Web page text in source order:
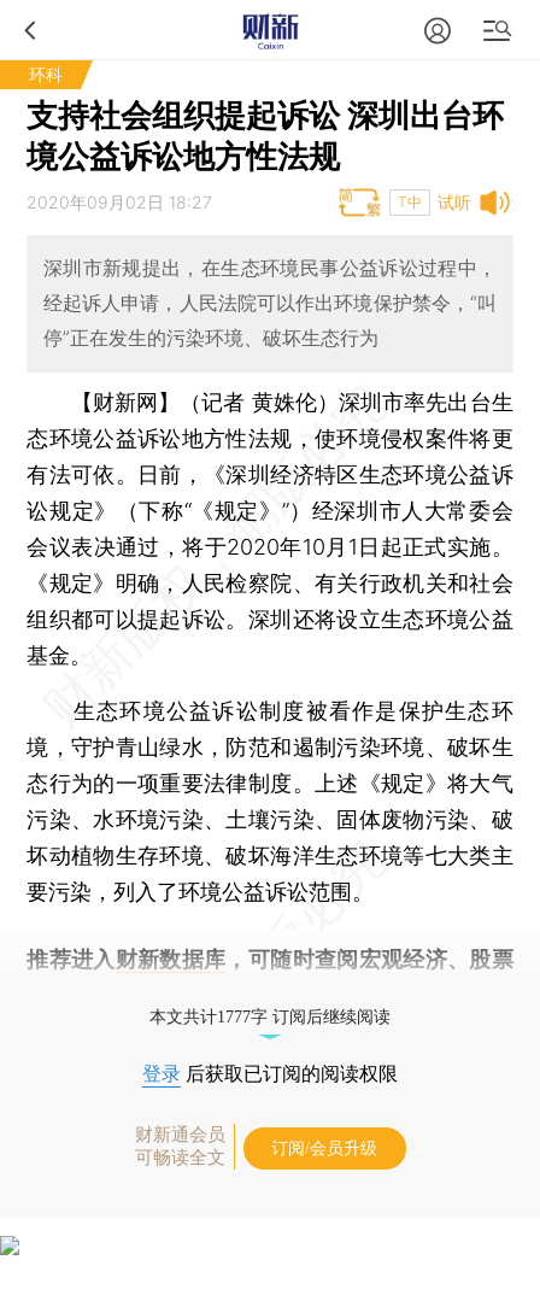
环科
支持社会组织提起诉讼 深圳出台环
境公益诉讼地方性法规
试听
2020年09月02日 18:27 T中
深圳市新规提出，在生态环境民事公益诉讼过程中，
经起诉人申请，人民法院可以作出环境保护禁令，“叫
停”正在发生的污染环境、破坏生态行为
【财新网】（记者 黄姝伦） 深圳市率先出台生
态环境公益诉讼地方性法规，使环境侵权案件将更
有法可依。日前，《深圳经济特区生态环境公益诉
讼规定》（下称“《规定》”）经深圳市人大常委会
会议表决通过，将于2020年10月1日起正式实施。
《规定》明确，人民检察院、有关行政机关和社会
组织都可以提起诉讼。深圳还将设立生态环境公益
基金。
生态环境公益诉讼制度被看作是保护生态环
境，守护青山绿水，防范和遏制污染环境、破坏生
态行为的一项重要法律制度。上述《规定》将大气
污染、水环境污染、土壤污染、固体废物污染、破
坏动植物生存环境、破坏海洋生态环境等七大类主
要污染，列入了环境公益诉讼范围。
推荐进入 财新数据库 ，可随时查阅宏观经济、股票
本文共计1777字 订阅后继续阅读
登录 后获取已订阅的阅读权限
财新通会员
可畅读全文
订阅/会员升级